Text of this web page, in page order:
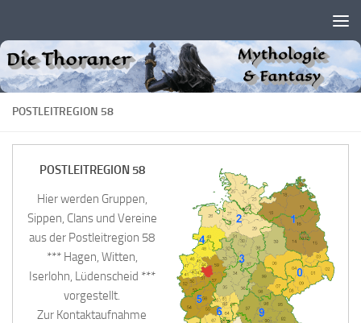
POSTLEITREGION 58
POSTLEITREGION 58
Hier werden Gruppen,
Sippen, Clans und Vereine
aus der Postleitregion 58
*** Hagen, Witten,
Iserlohn, Lüdenscheid ***
vorgestellt.
Zur Kontaktaufnahme